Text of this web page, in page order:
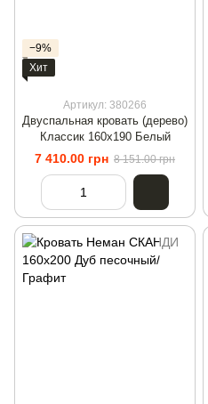
−9%
Хит
Артикул: 380266
Двуспальная кровать (дерево)
Классик 160х190 Белый
7 410.00 грн 8 151.00 грн